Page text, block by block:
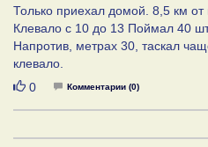
Только приехал домой. 8,5 км
Клевало с 10 до 13 Поймал 40
Напротив, метрах 30, таскал
клевало.
Нравится
0 Комментарии (0)